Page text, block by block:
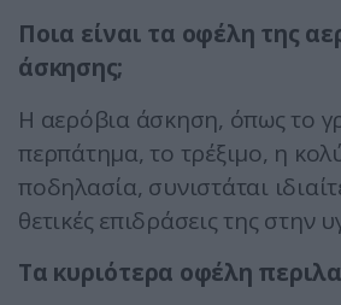
Ποια είναι τα οφέλη της
άσκησης;
Η αερόβια άσκηση, όπως το
περπάτημα, το τρέξιμο, η
ποδηλασία, συνιστάται
θετικές επιδράσεις της στην
Τα κυριότερα οφέλη